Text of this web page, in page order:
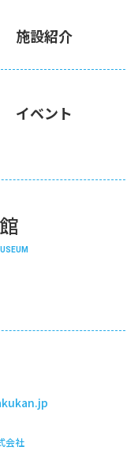
施設紹介
イベント
市科学館の公式x
会社